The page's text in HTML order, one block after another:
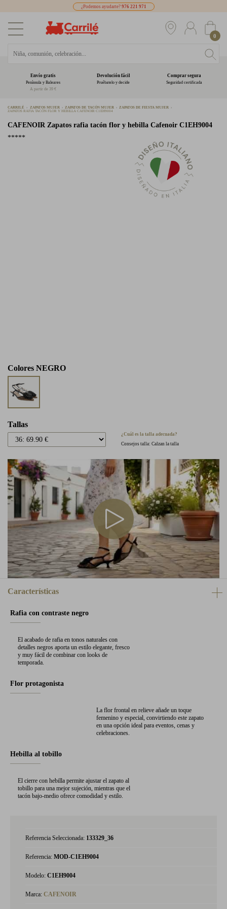
¿Podemos ayudarte? 976 221 971
0
Envío gratis
Península y Baleares
A partir de 39 €
Devolución fácil
Pruébatelo y decide
Comprar segura
Seguridad certificada
CARRILÉ ZAPATOS MUJER ZAPATOS DE TACÓN MUJER
ZAPATOS DE FIESTA MUJER
ZAPATOS RAFIA TACÓN FLOR Y HEBILLA CAFENOIR C1EH9004
CAFENOIR Zapatos rafia tacón flor y hebilla Cafenoir C1EH9004
*****
Colores NEGRO
Tallas
¿Cuál es la talla adecuada?
Consejos talla: Calzan la talla
Características
Rafia con contraste negro
El acabado de rafia en tonos naturales con
detalles negros aporta un estilo elegante, fresco
y muy fácil de combinar con looks de
temporada.
Flor protagonista
La flor frontal en relieve añade un toque
femenino y especial, convirtiendo este zapato
en una opción ideal para eventos, cenas y
celebraciones.
Hebilla al tobillo
El cierre con hebilla permite ajustar el zapato al
tobillo para una mejor sujeción, mientras que el
tacón bajo-medio ofrece comodidad y estilo.
Referencia Seleccionada: 133329_36
Referencia: MOD-C1EH9004
Modelo: C1EH9004
Marca: CAFENOIR